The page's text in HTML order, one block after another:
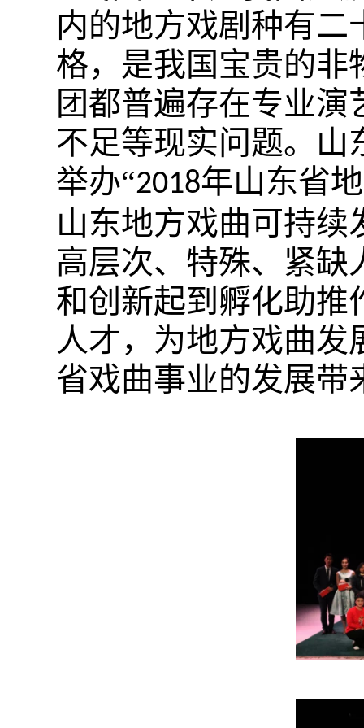
内的地方戏剧种有
格，是我国宝贵的非
团都普遍存在专业
不足等现实问题。山
举办“2018年山东省
山东地方戏曲可持
高层次、特殊、紧缺
和创新起到孵化助推
人才，为地方戏曲发
省戏曲事业的发展带